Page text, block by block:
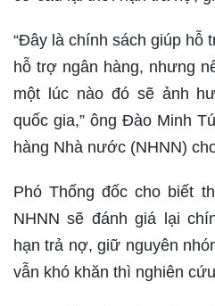
“Đây là chính sách giúp hỗ
hỗ trợ ngân hàng, nhưng
một lúc nào đó sẽ ảnh
quốc gia,” ông Đào Minh
hàng Nhà nước (NHNN)
Phó Thống đốc cho biết
NHNN sẽ đánh giá lại
hạn trả nợ, giữ nguyên
vẫn khó khăn thì nghiên